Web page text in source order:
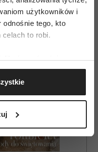
użytkowników i
odnośnie tego, kto
celach to robi.
również:
Twojej lokalizacji
nawet do kilku metrów
aktywnie
odcisk palca)
własne preferencje w